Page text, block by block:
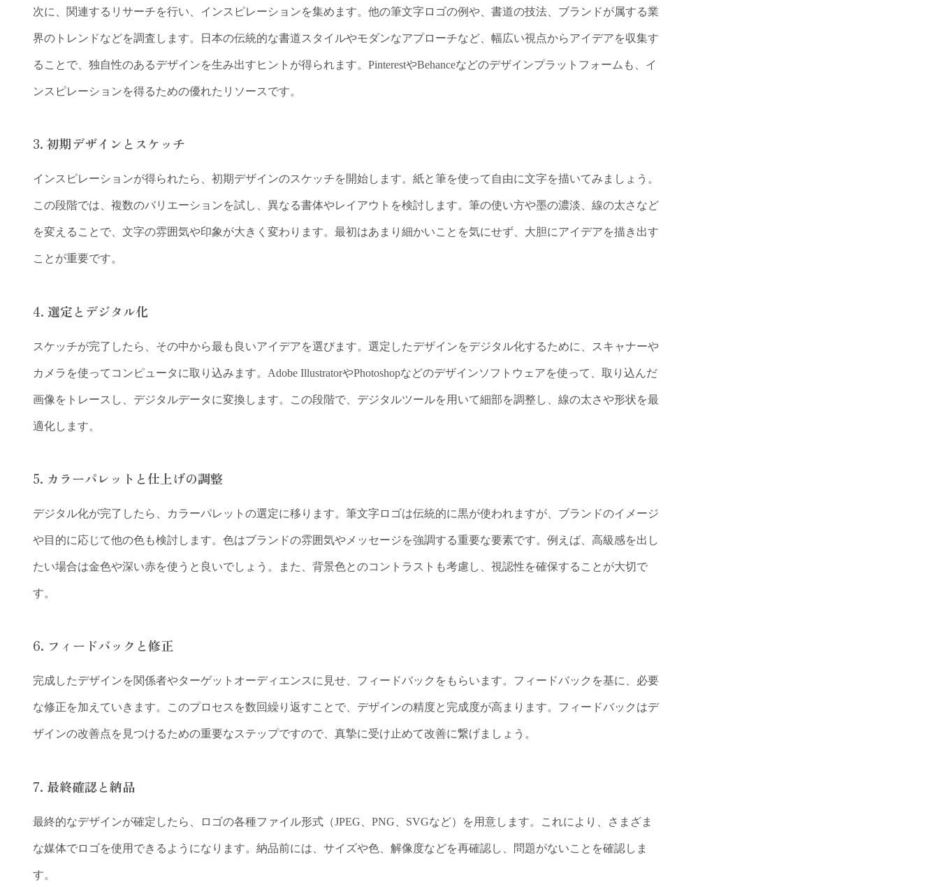
次に、関連するリサーチを行い、インスピレーションを集めます。他の筆文字ロゴの例や、書道の技法、ブランドが属する業
界のトレンドなどを調査します。日本の伝統的な書道スタイルやモダンなアプローチなど、幅広い視点からアイデアを収集す
ることで、独自性のあるデザインを生み出すヒントが得られます。PinterestやBehanceなどのデザインプラットフォームも、イ
ンスピレーションを得るための優れたリソースです。
3. 初期デザインとスケッチ
インスピレーションが得られたら、初期デザインのスケッチを開始します。紙と筆を使って自由に文字を描いてみましょう。
この段階では、複数のバリエーションを試し、異なる書体やレイアウトを検討します。筆の使い方や墨の濃淡、線の太さなど
を変えることで、文字の雰囲気や印象が大きく変わります。最初はあまり細かいことを気にせず、大胆にアイデアを描き出す
ことが重要です。
4. 選定とデジタル化
スケッチが完了したら、その中から最も良いアイデアを選びます。選定したデザインをデジタル化するために、スキャナーや
カメラを使ってコンピュータに取り込みます。Adobe IllustratorやPhotoshopなどのデザインソフトウェアを使って、取り込んだ
画像をトレースし、デジタルデータに変換します。この段階で、デジタルツールを用いて細部を調整し、線の太さや形状を最
適化します。
5. カラーパレットと仕上げの調整
デジタル化が完了したら、カラーパレットの選定に移ります。筆文字ロゴは伝統的に黒が使われますが、ブランドのイメージ
や目的に応じて他の色も検討します。色はブランドの雰囲気やメッセージを強調する重要な要素です。例えば、高級感を出し
たい場合は金色や深い赤を使うと良いでしょう。また、背景色とのコントラストも考慮し、視認性を確保することが大切で
す。
6. フィードバックと修正
完成したデザインを関係者やターゲットオーディエンスに見せ、フィードバックをもらいます。フィードバックを基に、必要
な修正を加えていきます。このプロセスを数回繰り返すことで、デザインの精度と完成度が高まります。フィードバックはデ
ザインの改善点を見つけるための重要なステップですので、真摯に受け止めて改善に繋げましょう。
7. 最終確認と納品
最終的なデザインが確定したら、ロゴの各種ファイル形式（JPEG、PNG、SVGなど）を用意します。これにより、さまざま
な媒体でロゴを使用できるようになります。納品前には、サイズや色、解像度などを再確認し、問題がないことを確認しま
す。